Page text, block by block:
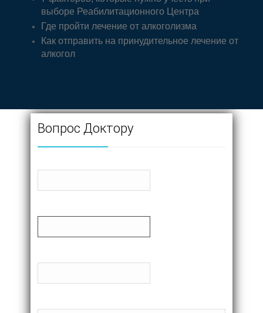
выборе Реабилитационного Центра
Где пройти лечение от алкоголизма
Как отправить на принудительное лечение от
алкогол
Вопрос Доктору